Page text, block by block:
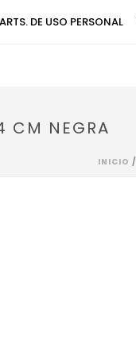
ARTS. DE USO PERSONAL
CM NEGRA
INICIO /